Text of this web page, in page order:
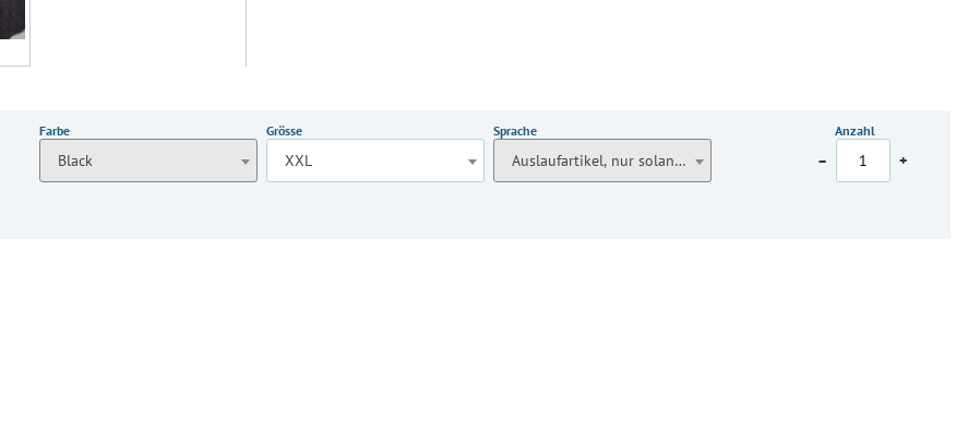
Farbe
Black
Grösse
XXL
Sprache
Auslaufartikel, nur solange der Vorrat reicht
Anzahl
– +